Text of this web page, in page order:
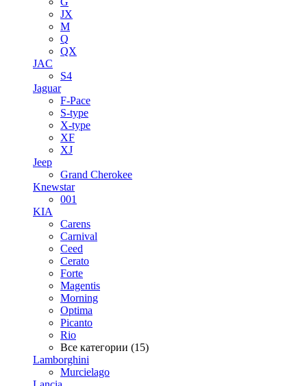
JX
M
Q
QX
JAC
S4
Jaguar
F-Pace
S-type
X-type
XF
XJ
Jeep
Grand Cherokee
Knewstar
001
KIA
Carens
Carnival
Ceed
Cerato
Forte
Magentis
Morning
Optima
Picanto
Rio
Все категории (15)
Lamborghini
Murcielago